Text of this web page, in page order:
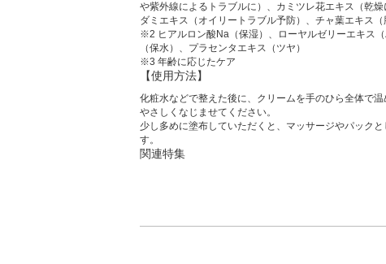
や紫外線によるトラブルに）、カミツレ花エキス（乾
ダミエキス（オイリートラブル予防）、チャ葉エキス（
※2 ヒアルロン酸Na（保湿）、ローヤルゼリーエキス
（保水）、プラセンタエキス（ツヤ）
※3 年齢に応じたケア
【使用方法】
化粧水などで整えた後に、クリームを手のひら全体で
やさしくなじませてください。
少し多めに塗布していただくと、マッサージやパック
す。
関連特集